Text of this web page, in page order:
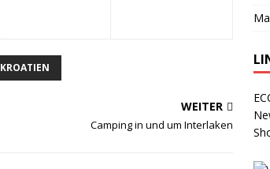
KROATIEN
WEITER
Camping in und um Interlaken